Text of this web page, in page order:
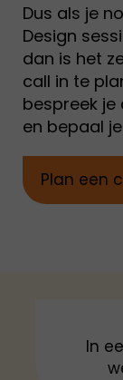
Dus als je
Design
dan is het
call in te
bespreek
en bepaal
Plan een
In